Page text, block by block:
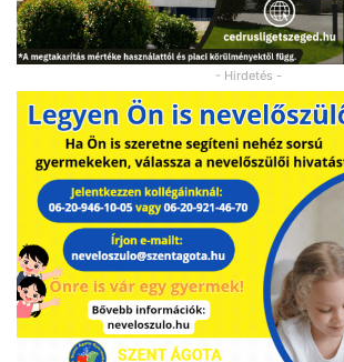
- Hirdetés -